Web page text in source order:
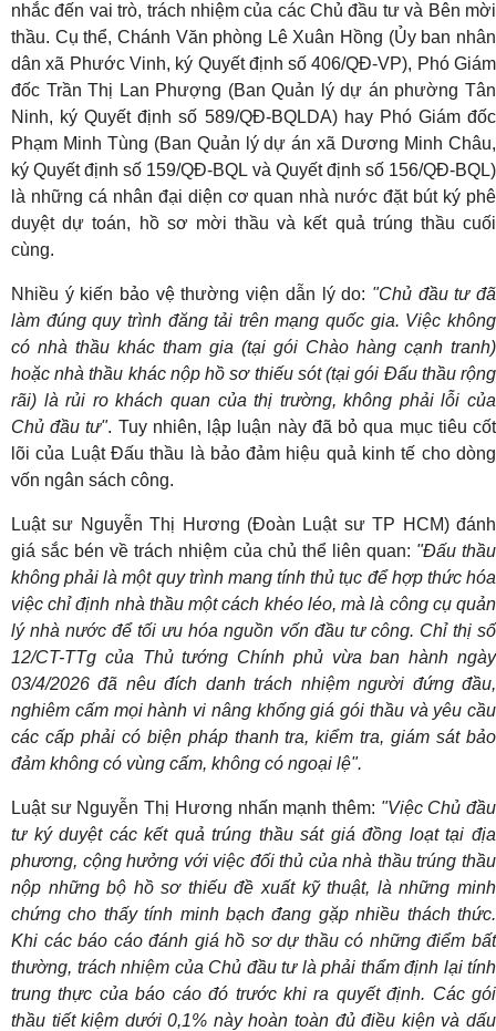
nhắc đến vai trò, trách nhiệm của các Chủ đầu tư và Bên mời
thầu. Cụ thể, Chánh Văn phòng Lê Xuân Hồng (Ủy ban nhân
dân xã Phước Vinh, ký Quyết định số 406/QĐ-VP), Phó Giám
đốc Trần Thị Lan Phượng (Ban Quản lý dự án phường Tân
Ninh, ký Quyết định số 589/QĐ-BQLDA) hay Phó Giám đốc
Phạm Minh Tùng (Ban Quản lý dự án xã Dương Minh Châu,
ký Quyết định số 159/QĐ-BQL và Quyết định số 156/QĐ-BQL)
là những cá nhân đại diện cơ quan nhà nước đặt bút ký phê
duyệt dự toán, hồ sơ mời thầu và kết quả trúng thầu cuối
cùng.
Nhiều ý kiến bảo vệ thường viện dẫn lý do: "Chủ đầu tư đã
làm đúng quy trình đăng tải trên mạng quốc gia. Việc không
có nhà thầu khác tham gia (tại gói Chào hàng cạnh tranh)
hoặc nhà thầu khác nộp hồ sơ thiếu sót (tại gói Đấu thầu rộng
rãi) là rủi ro khách quan của thị trường, không phải lỗi của
Chủ đầu tư". Tuy nhiên, lập luận này đã bỏ qua mục tiêu cốt
lõi của Luật Đấu thầu là bảo đảm hiệu quả kinh tế cho dòng
vốn ngân sách công.
Luật sư Nguyễn Thị Hương (Đoàn Luật sư TP HCM) đánh
giá sắc bén về trách nhiệm của chủ thể liên quan: "Đấu thầu
không phải là một quy trình mang tính thủ tục để hợp thức hóa
việc chỉ định nhà thầu một cách khéo léo, mà là công cụ quản
lý nhà nước để tối ưu hóa nguồn vốn đầu tư công. Chỉ thị số
12/CT-TTg của Thủ tướng Chính phủ vừa ban hành ngày
03/4/2026 đã nêu đích danh trách nhiệm người đứng đầu,
nghiêm cấm mọi hành vi nâng khống giá gói thầu và yêu cầu
các cấp phải có biện pháp thanh tra, kiểm tra, giám sát bảo
đảm không có vùng cấm, không có ngoại lệ".
Luật sư Nguyễn Thị Hương nhấn mạnh thêm: "Việc Chủ đầu
tư ký duyệt các kết quả trúng thầu sát giá đồng loạt tại địa
phương, cộng hưởng với việc đối thủ của nhà thầu trúng thầu
nộp những bộ hồ sơ thiếu đề xuất kỹ thuật, là những minh
chứng cho thấy tính minh bạch đang gặp nhiều thách thức.
Khi các báo cáo đánh giá hồ sơ dự thầu có những điểm bất
thường, trách nhiệm của Chủ đầu tư là phải thẩm định lại tính
trung thực của báo cáo đó trước khi ra quyết định. Các gói
thầu tiết kiệm dưới 0,1% này hoàn toàn đủ điều kiện và dấu